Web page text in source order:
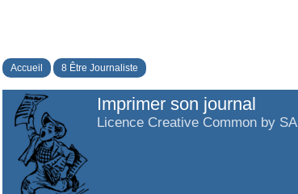
Accueil 8 Être Journaliste
Imprimer son journal
Licence Creative Common by SA